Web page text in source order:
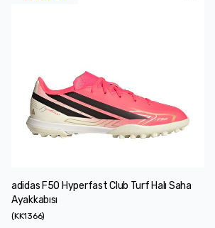
adidas F50 Hyperfast Club Turf Halı Saha
Ayakkabısı
(KK1366)